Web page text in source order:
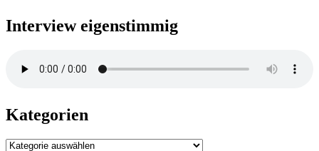
Interview eigenstimmig
Kategorien
Kategorien